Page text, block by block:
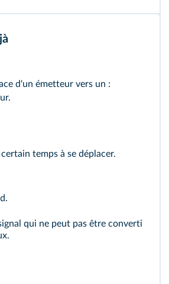
d'un émetteur vers un :
temps à se déplacer.
qui ne peut pas être converti